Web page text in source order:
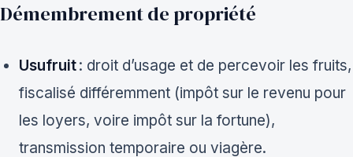
Démembrement de propriété
Usufruit: droit d’usage et de percevoir les fruits,
fiscalisé différemment (impôt sur le revenu pour
les loyers, voire impôt sur la fortune),
transmission temporaire ou viagère.